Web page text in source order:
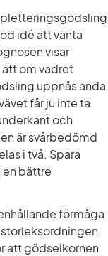
idé att vänta
visar
att om vädret
uppnås ända
får ju inte ta
och
är svårbedömd
i två. Spara
en bättre
förmåga
att gödselkornen